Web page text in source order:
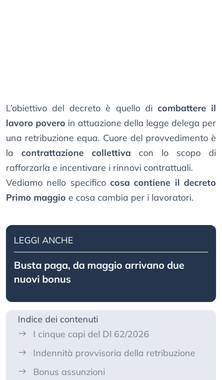
L’obiettivo del decreto è quello di combattere il
lavoro povero in attuazione della legge delega per
una retribuzione equa. Cuore del provvedimento è
la contrattazione collettiva con lo scopo di
rafforzarla e incentivare i rinnovi contrattuali.
Vediamo nello specifico cosa contiene il decreto
Primo maggio e cosa cambia per i lavoratori.
LEGGI ANCHE
Busta paga, da maggio arrivano due
nuovi bonus
Indice dei contenuti
I cinque capi del Dl 62/2026
Indennità provvisoria della retribuzione
Bonus assunzioni